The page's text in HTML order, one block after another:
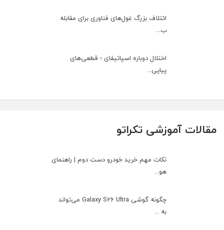
ائتلاف بزرگ غول‌های فناوری برای مقابله
ب...
اختلال دوباره اسپاتیفای ؛ قطعی‌های
پیاپی...
مقالات آموزشی تکراتو
نکات مهم خرید خودرو دست دوم | راهنمای
هو...
چگونه گوشی Galaxy S26 Ultra می‌تواند
به ...